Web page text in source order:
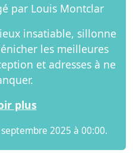
par Louis Montclar
insatiable, sillonne
les meilleures
et adresses à ne
plus
2025 à 00:00.